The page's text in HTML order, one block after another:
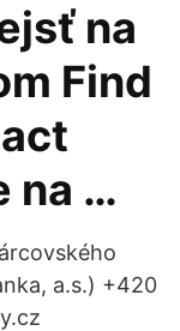
na
Find
na …
a.s.) +420